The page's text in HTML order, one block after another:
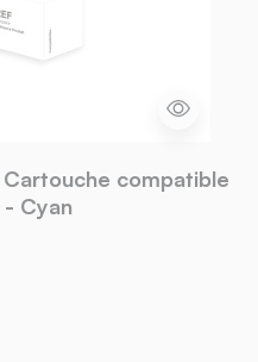
compatible
Cyan